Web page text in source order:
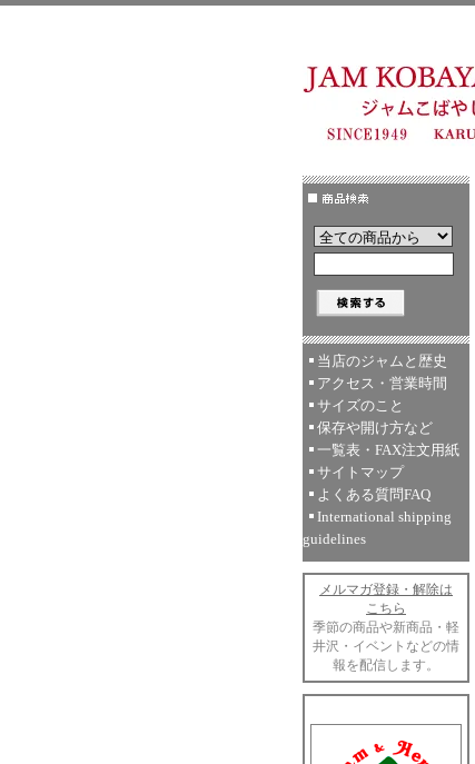
当店のジャムと歴史
アクセス・営業時間
サイズのこと
保存や開け方など
一覧表・FAX注文用紙
サイトマップ
よくある質問FAQ
International shipping
guidelines
メルマガ登録・解除は
こちら
季節の商品や新商品・軽
井沢・イベントなどの情
報を配信します。